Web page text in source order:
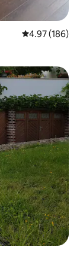
평점 4.97점(5
4.97 (186)